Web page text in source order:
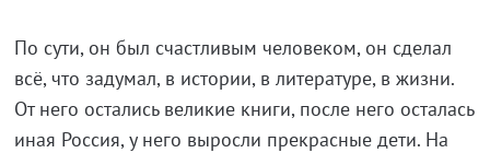
По сути, он был счастливым человеком, он сделал
всё, что задумал, в истории, в литературе, в жизни.
От него остались великие книги, после него осталась
иная Россия, у него выросли прекрасные дети. На